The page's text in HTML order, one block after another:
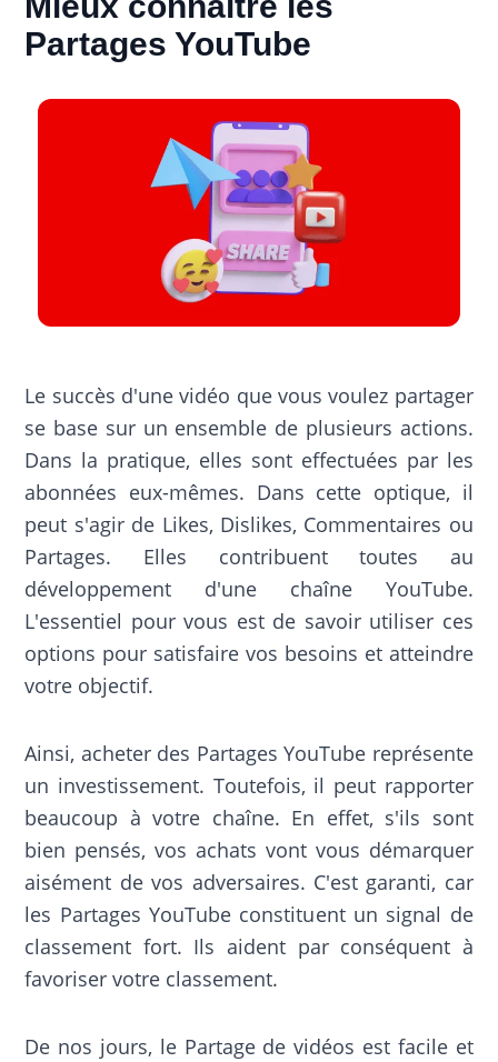
Partages YouTube
Le succès d'une vidéo que vous voulez partager
se base sur un ensemble de plusieurs actions.
Dans la pratique, elles sont effectuées par les
abonnées eux-mêmes. Dans cette optique, il
peut s'agir de Likes, Dislikes, Commentaires ou
Partages. Elles contribuent toutes au
développement d'une chaîne YouTube.
L'essentiel pour vous est de savoir utiliser ces
options pour satisfaire vos besoins et atteindre
votre objectif.
Ainsi, acheter des Partages YouTube représente
un investissement. Toutefois, il peut rapporter
beaucoup à votre chaîne. En effet, s'ils sont
bien pensés, vos achats vont vous démarquer
aisément de vos adversaires. C'est garanti, car
les Partages YouTube constituent un signal de
classement fort. Ils aident par conséquent à
favoriser votre classement.
De nos jours, le Partage de vidéos est facile et